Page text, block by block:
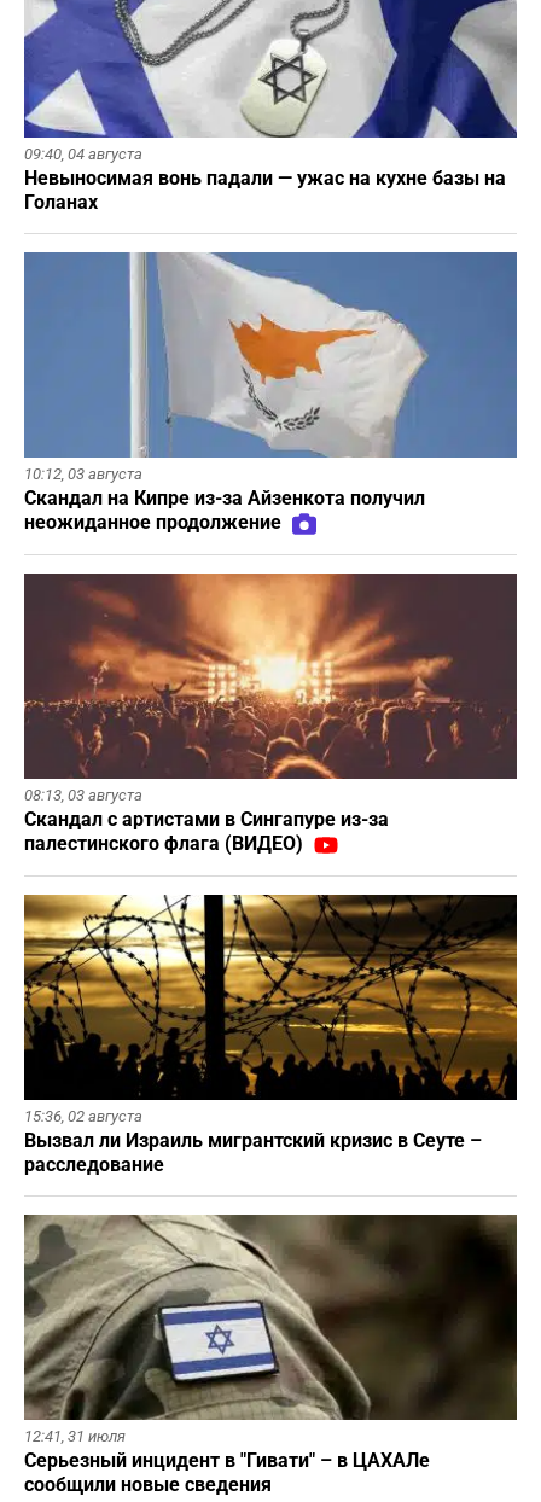
09:40, 04 августа
Невыносимая вонь падали — ужас на кухне базы на
Голанах
10:12, 03 августа
Скандал на Кипре из-за Айзенкота получил
неожиданное продолжение
08:13, 03 августа
Скандал с артистами в Сингапуре из-за
палестинского флага (ВИДЕО)
15:36, 02 августа
Вызвал ли Израиль мигрантский кризис в Сеуте –
расследование
12:41, 31 июля
Серьезный инцидент в "Гивати" – в ЦАХАЛе
сообщили новые сведения